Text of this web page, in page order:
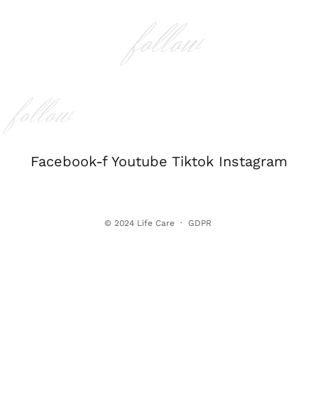
follow
follow
Facebook-f Youtube Tiktok Instagram
© 2024 Life Care· GDPR